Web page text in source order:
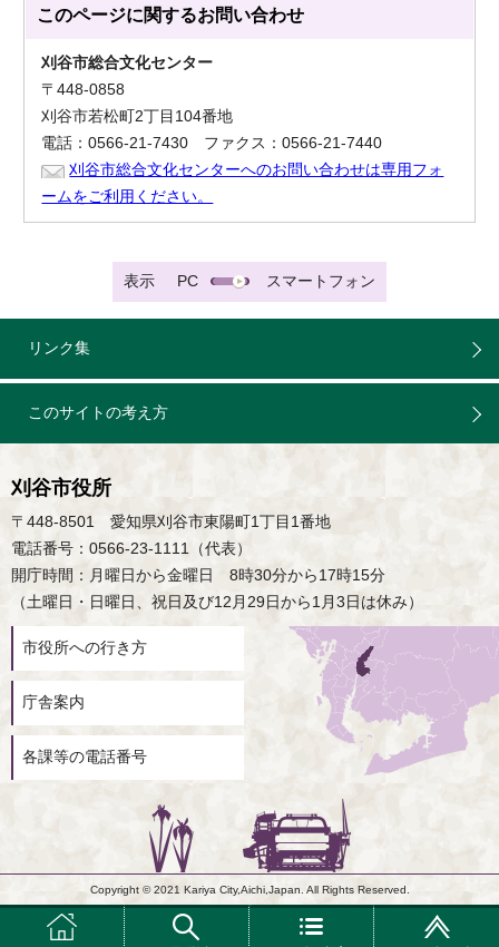
このページに関するお問い合わせ
刈谷市総合文化センター
〒448-0858
刈谷市若松町2丁目104番地
電話：0566-21-7430 ファクス：0566-21-7440
刈谷市総合文化センターへのお問い合わせは専用フォ
ームをご利用ください。
表示 PC スマートフォン
リンク集
このサイトの考え方
刈谷市役所
〒448-8501 愛知県刈谷市東陽町1丁目1番地
電話番号：0566-23-1111（代表）
開庁時間：月曜日から金曜日 8時30分から17時15分
（土曜日・日曜日、祝日及び12月29日から1月3日は休み）
市役所への行き方
庁舎案内
各課等の電話番号
Copyright © 2021 Kariya City,Aichi,Japan. All Rights Reserved.